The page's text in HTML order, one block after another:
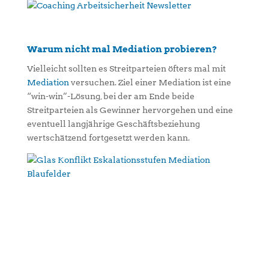
Warum nicht mal Mediation probieren?
Vielleicht sollten es Streitparteien öfters mal mit
Mediation versuchen. Ziel einer Mediation ist eine
“win-win”-Lösung, bei der am Ende beide
Streitparteien als Gewinner hervorgehen und eine
eventuell langjährige Geschäftsbeziehung
wertschätzend fortgesetzt werden kann.